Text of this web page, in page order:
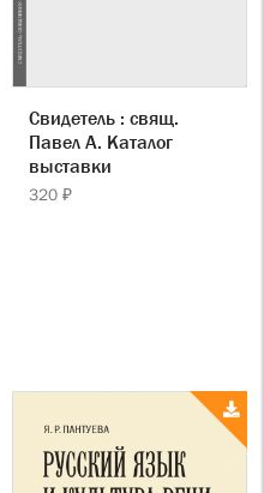
Свидетель : свящ.
Павел А. Каталог
выставки
320 ₽